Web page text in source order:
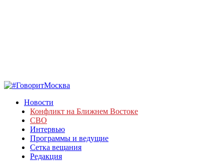
Новости
Конфликт на Ближнем Востоке
СВО
Интервью
Программы и ведущие
Сетка вещания
Редакция